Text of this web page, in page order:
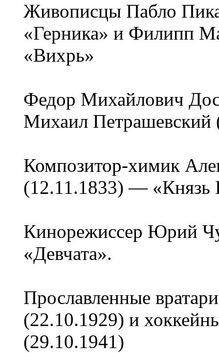
Живописцы Пабло
«Герника» и Филипп
«Вихрь»
Федор Михайлович
Михаил Петрашевский
Композитор-химик
(12.11.1833) — «Князь
Кинорежиссер Юрий
«Девчата».
Прославленные
(22.10.1929) и
(29.10.1941)